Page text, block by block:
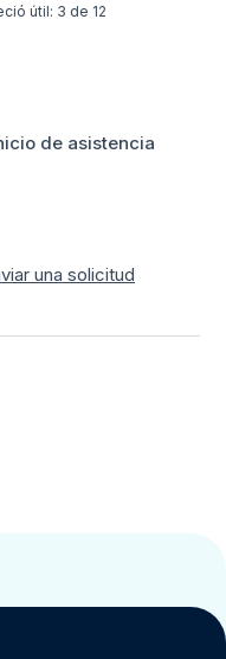
útil: 3 de 12
de asistencia
una solicitud